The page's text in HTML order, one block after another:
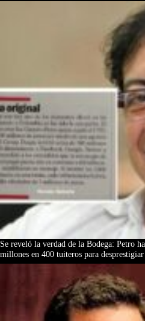
Se reveló la verdad de la Bodega: Petro
millones en 400 tuiteros para